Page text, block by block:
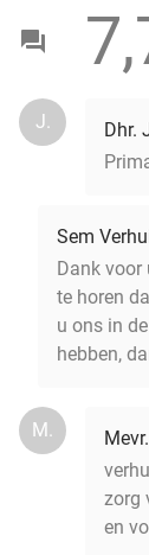
J.
Dhr.
Sem
Dank voor
te horen
u ons in
hebben,
M.
zorg
en